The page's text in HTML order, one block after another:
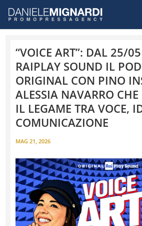
“VOICE ART”: DAL 25/
RAIPLAY SOUND IL
ORIGINAL CON PINO
ALESSIA NAVARRO CHE
IL LEGAME TRA VOCE,
COMUNICAZIONE
MAG 21, 2026